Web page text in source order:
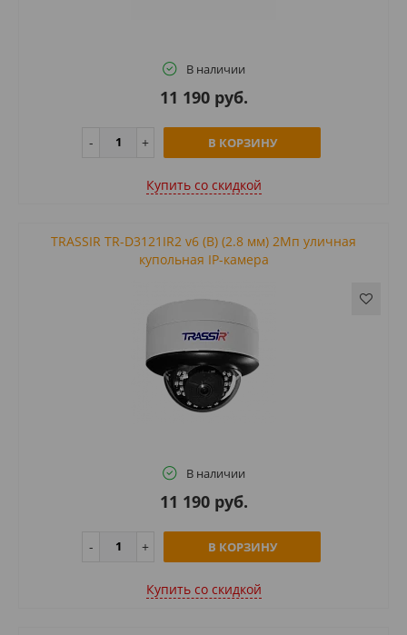
В наличии
11 190 руб.
В КОРЗИНУ
Купить cо скидкой
TRASSIR TR-D3121IR2 v6 (B) (2.8 мм) 2Мп уличная
купольная IP-камера
В наличии
11 190 руб.
В КОРЗИНУ
Купить cо скидкой